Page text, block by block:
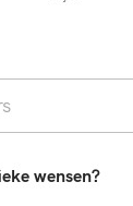
wensen?